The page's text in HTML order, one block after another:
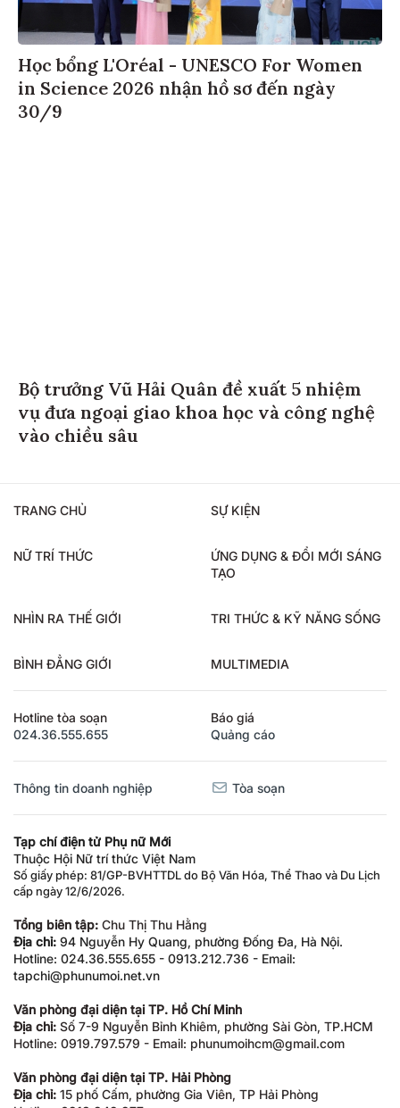
Học bổng L'Oréal - UNESCO For Women
in Science 2026 nhận hồ sơ đến ngày
30/9
Bộ trưởng Vũ Hải Quân đề xuất 5 nhiệm
vụ đưa ngoại giao khoa học và công nghệ
vào chiều sâu
TRANG CHỦ SỰ KIỆN
NỮ TRÍ THỨC
ỨNG DỤNG & ĐỔI MỚI SÁNG
TẠO
NHÌN RA THẾ GIỚI TRI THỨC & KỸ NĂNG SỐNG
BÌNH ĐẲNG GIỚI MULTIMEDIA
Hotline tòa soạn
024.36.555.655
Báo giá
Quảng cáo
Thông tin doanh nghiệp Tòa soạn
Tạp chí điện tử Phụ nữ Mới
Thuộc Hội Nữ trí thức Việt Nam
Số giấy phép: 81/GP-BVHTTDL do Bộ Văn Hóa, Thể Thao và Du Lịch
cấp ngày 12/6/2026.
Tổng biên tập: Chu Thị Thu Hằng
Địa chỉ: 94 Nguyễn Hy Quang, phường Đống Đa, Hà Nội.
Hotline: 024.36.555.655 - 0913.212.736 - Email:
tapchi@phunumoi.net.vn
Văn phòng đại diện tại TP. Hồ Chí Minh
Địa chỉ: Số 7-9 Nguyễn Bỉnh Khiêm, phường Sài Gòn, TP.HCM
Hotline: 0919.797.579 - Email: phunumoihcm@gmail.com
Văn phòng đại diện tại TP. Hải Phòng
Địa chỉ: 15 phố Cấm, phường Gia Viên, TP Hải Phòng